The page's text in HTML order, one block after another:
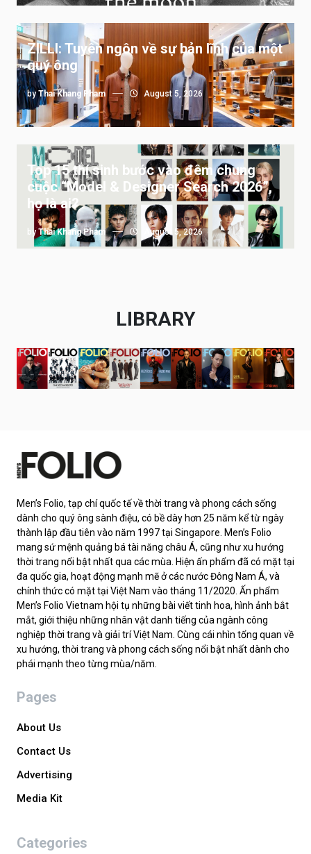
ZILLI: Tuyên ngôn về sự bản lĩnh của một
quý ông
byThai Khang Pham August 5, 2026
Top 15 thí sinh bước vào đêm chung
cuộc “Model & Designer Search 2026”,
họ là ai?
by Thai Khang Pham August 5, 2026
LIBRARY
Men’s Folio, tạp chí quốc tế về thời trang và phong cách sống
dành cho quý ông sành điệu, có bề dày hơn 25 năm kể từ ngày
thành lập đầu tiên vào năm 1997 tại Singapore. Men’s Folio
mang sứ mệnh quảng bá tài năng châu Á, cũng như xu hướng
thời trang nổi bật nhất qua các mùa. Hiện ấn phẩm đã có mặt tại
đa quốc gia, hoạt động mạnh mẽ ở các nước Đông Nam Á, và
chính thức có mặt tại Việt Nam vào tháng 11/2020. Ấn phẩm
Men’s Folio Vietnam hội tụ những bài viết tinh hoa, hình ảnh bắt
mắt, giới thiệu những nhân vật danh tiếng của ngành công
nghiệp thời trang và giải trí Việt Nam. Cùng cái nhìn tổng quan về
xu hướng, thời trang và phong cách sống nổi bật nhất dành cho
phái mạnh theo từng mùa/năm.
Pages
About Us
Contact Us
Advertising
Media Kit
Categories